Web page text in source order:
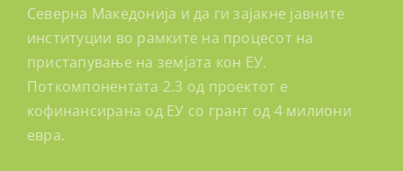
Северна Македонија и да ги зајакне јавните
институции во рамките на процесот на
пристапување на земјата кон ЕУ.
Поткомпонентата 2.3 од проектот е
кофинансирана од ЕУ со грант од 4 милиони
евра.